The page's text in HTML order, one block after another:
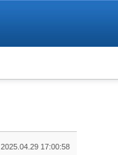
2025.04.29 17:00:58